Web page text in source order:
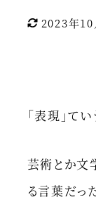
更新日
2023年10
「表現」てい
芸術とか文
る言葉だっ